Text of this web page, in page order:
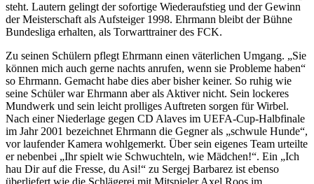
steht. Lautern gelingt der sofortige Wiederaufstieg und der Gewinn
der Meisterschaft als Aufsteiger 1998. Ehrmann bleibt der Bühne
Bundesliga erhalten, als Torwarttrainer des FCK.
Zu seinen Schülern pflegt Ehrmann einen väterlichen Umgang. „Sie
können mich auch gerne nachts anrufen, wenn sie Probleme haben“
so Ehrmann. Gemacht habe dies aber bisher keiner. So ruhig wie
seine Schüler war Ehrmann aber als Aktiver nicht. Sein lockeres
Mundwerk und sein leicht prolliges Auftreten sorgen für Wirbel.
Nach einer Niederlage gegen CD Alaves im UEFA-Cup-Halbfinale
im Jahr 2001 bezeichnet Ehrmann die Gegner als „schwule Hunde“,
vor laufender Kamera wohlgemerkt. Über sein eigenes Team urteilte
er nebenbei „Ihr spielt wie Schwuchteln, wie Mädchen!“. Ein „Ich
hau Dir auf die Fresse, du Asi!“ zu Sergej Barbarez ist ebenso
überliefert wie die Schlägerei mit Mitspieler Axel Roos im